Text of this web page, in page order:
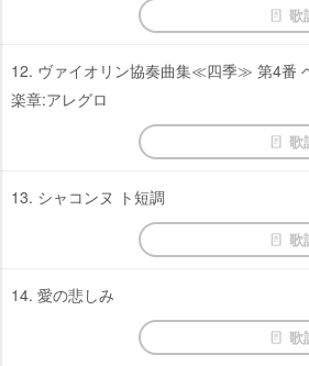
歌
12. ヴァイオリン協奏曲集≪四季≫ 第4番
楽章:アレグロ
歌
13. シャコンヌ ト短調
歌
14. 愛の悲しみ
歌